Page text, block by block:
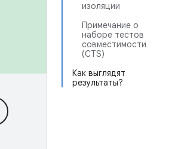
изоляции
Примечание о
наборе тестов
совместимости
(CTS)
Как выглядят
результаты?